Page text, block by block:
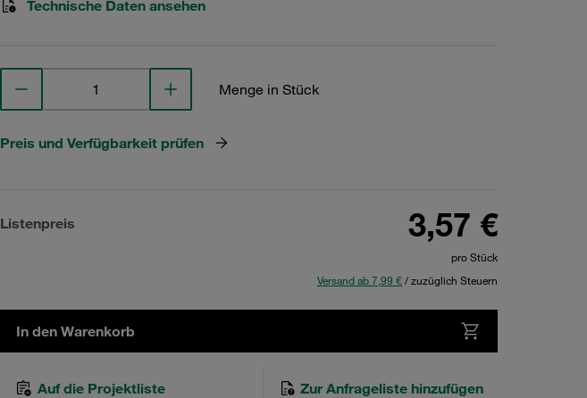
Technische Daten ansehen
Menge in Stück
Preis und Verfügbarkeit prüfen
Listenpreis 3,57 €
pro Stück
Versand ab 7,99 €/ zuzüglich Steuern
In den Warenkorb
Auf die Projektliste Zur Anfrageliste hinzufügen